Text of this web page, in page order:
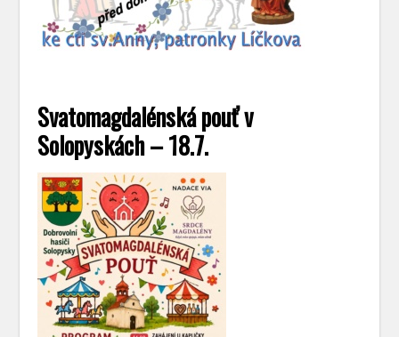
Svatomagdalénská pouť v
Solopyskách – 18.7.